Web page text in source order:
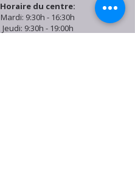
Horaire du centre:
Mardi: 9:30h - 16:30h
Jeudi: 9:30h - 19:00h